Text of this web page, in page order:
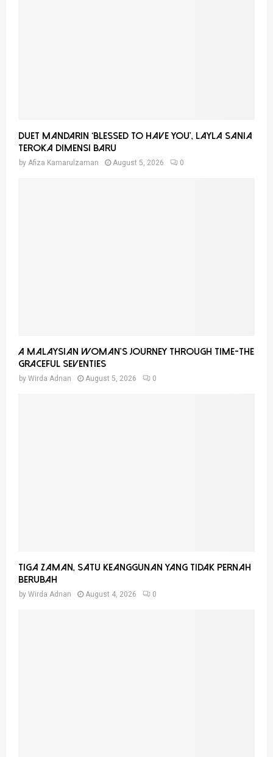
Duet Mandarin ‘Blessed To Have You’, Layla Sania
Teroka Dimensi Baru
by Afiza Kamarulzaman August 5, 2026 0
A Malaysian Woman’s Journey Through Time-THE
GRACEFUL SEVENTIES
by Wirda Adnan August 5, 2026 0
Tiga Zaman, Satu Keanggunan Yang Tidak Pernah
Berubah
by Wirda Adnan August 4, 2026 0